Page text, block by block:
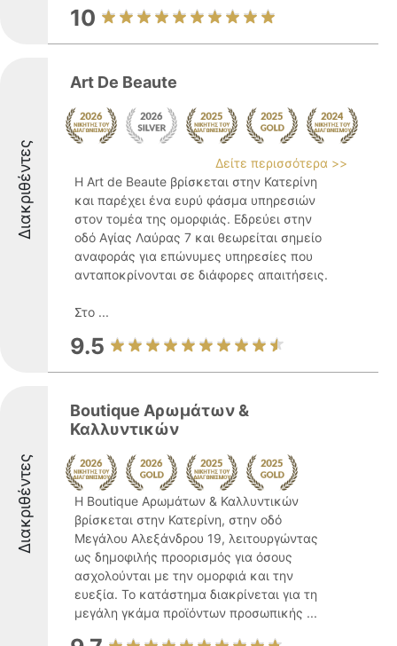
10
Διακριθέντες
Art De Beaute
Δείτε περισσότερα >>
Η Art de Beaute βρίσκεται στην Κατερίνη
και παρέχει ένα ευρύ φάσμα υπηρεσιών
στον τομέα της ομορφιάς. Εδρεύει στην
οδό Αγίας Λαύρας 7 και θεωρείται σημείο
αναφοράς για επώνυμες υπηρεσίες που
ανταποκρίνονται σε διάφορες απαιτήσεις.
Στο ...
9.5
Διακριθέντες
Boutique Αρωμάτων &
Καλλυντικών
Η Boutique Αρωμάτων & Καλλυντικών
βρίσκεται στην Κατερίνη, στην οδό
Μεγάλου Αλεξάνδρου 19, λειτουργώντας
ως δημοφιλής προορισμός για όσους
ασχολούνται με την ομορφιά και την
ευεξία. Το κατάστημα διακρίνεται για τη
μεγάλη γκάμα προϊόντων προσωπικής ...